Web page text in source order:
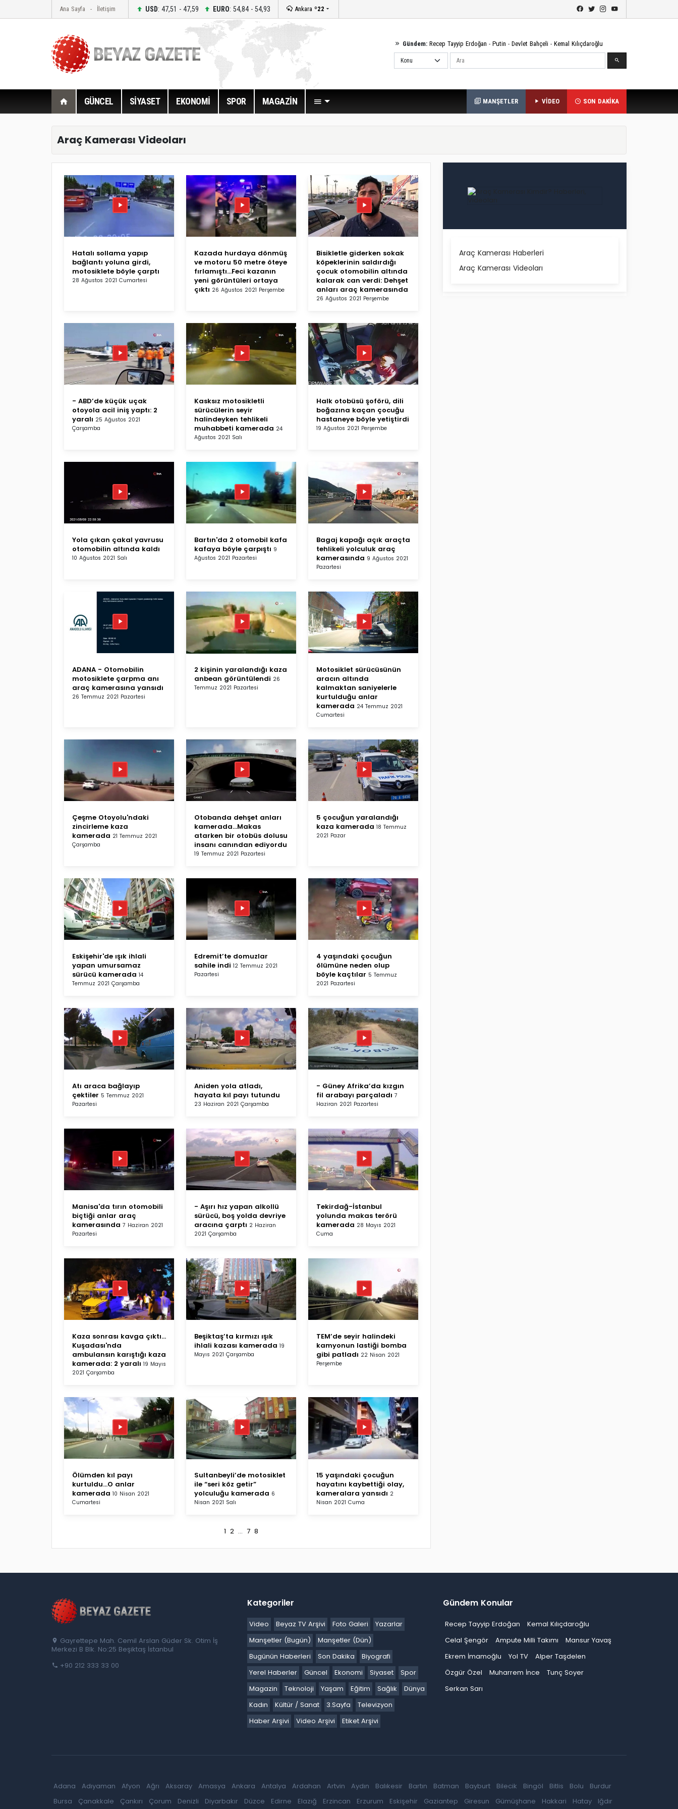
Ana Sayfa İletişim USD: 47,51 - 47,59 EURO: 54,84 - 54,93 Ankara º22
Gündem: Recep Tayyip Erdoğan - Putin - Devlet Bahçeli - Kemal Kılıçdaroğlu
Ara
GÜNCEL SİYASET EKONOMİ SPOR MAGAZİN MANŞETLER VİDEO SON DAKİKA
Araç Kamerası Videoları
Hatalı sollama yapıp
bağlantı yoluna girdi,
motosiklete böyle çarptı
28 Ağustos 2021 Cumartesi
Kazada hurdaya dönmüş
ve motoru 50 metre öteye
fırlamıştı...Feci kazanın
yeni görüntüleri ortaya
çıktı 26 Ağustos 2021 Perşembe
Bisikletle giderken sokak
köpeklerinin saldırdığı
çocuk otomobilin altında
kalarak can verdi: Dehşet
anları araç kamerasında
26 Ağustos 2021 Perşembe
- ABD’de küçük uçak
otoyola acil iniş yaptı: 2
yaralı 25 Ağustos 2021
Çarşamba
Kasksız motosikletli
sürücülerin seyir
halindeyken tehlikeli
muhabbeti kamerada 24
Ağustos 2021 Salı
Halk otobüsü şoförü, dili
boğazına kaçan çocuğu
hastaneye böyle yetiştirdi
19 Ağustos 2021 Perşembe
Yola çıkan çakal yavrusu
otomobilin altında kaldı
10 Ağustos 2021 Salı
Bartın'da 2 otomobil kafa
kafaya böyle çarpıştı 9
Ağustos 2021 Pazartesi
Bagaj kapağı açık araçta
tehlikeli yolculuk araç
kamerasında 9 Ağustos 2021
Pazartesi
ADANA - Otomobilin
motosiklete çarpma anı
araç kamerasına yansıdı
26 Temmuz 2021 Pazartesi
2 kişinin yaralandığı kaza
anbean görüntülendi 26
Temmuz 2021 Pazartesi
Motosiklet sürücüsünün
aracın altında
kalmaktan saniyelerle
kurtulduğu anlar
kamerada 24 Temmuz 2021
Cumartesi
Çeşme Otoyolu'ndaki
zincirleme kaza
kamerada 21 Temmuz 2021
Çarşamba
Otobanda dehşet anları
kamerada...Makas
atarken bir otobüs dolusu
insanı canından ediyordu
19 Temmuz 2021 Pazartesi
5 çocuğun yaralandığı
kaza kamerada 18 Temmuz
2021 Pazar
Eskişehir'de ışık ihlali
yapan umursamaz
sürücü kamerada 14
Temmuz 2021 Çarşamba
Edremit’te domuzlar
sahile indi 12 Temmuz 2021
Pazartesi
4 yaşındaki çocuğun
ölümüne neden olup
böyle kaçtılar 5 Temmuz
2021 Pazartesi
Atı araca bağlayıp
çektiler 5 Temmuz 2021
Pazartesi
Aniden yola atladı,
hayata kıl payı tutundu
23 Haziran 2021 Çarşamba
- Güney Afrika’da kızgın
fil arabayı parçaladı 7
Haziran 2021 Pazartesi
Manisa'da tırın otomobili
biçtiği anlar araç
kamerasında 7 Haziran 2021
Pazartesi
- Aşırı hız yapan alkollü
sürücü, boş yolda devriye
aracına çarptı 2 Haziran
2021 Çarşamba
Tekirdağ-İstanbul
yolunda makas terörü
kamerada 28 Mayıs 2021
Cuma
Kaza sonrası kavga çıktı...
Kuşadası'nda
ambulansın karıştığı kaza
kamerada: 2 yaralı 19 Mayıs
2021 Çarşamba
Beşiktaş’ta kırmızı ışık
ihlali kazası kamerada 19
Mayıs 2021 Çarşamba
TEM’de seyir halindeki
kamyonun lastiği bomba
gibi patladı 22 Nisan 2021
Perşembe
Ölümden kıl payı
kurtuldu...O anlar
kamerada 10 Nisan 2021
Cumartesi
Sultanbeyli’de motosiklet
ile “seri köz getir”
yolculuğu kamerada 6
Nisan 2021 Salı
15 yaşındaki çocuğun
hayatını kaybettiği olay,
kameralara yansıdı 2
Nisan 2021 Cuma
1 2 ... 7 8
Araç Kamerası Haberleri
Araç Kamerası Videoları
Gayrettepe Mah. Cemil Arslan Güder Sk. Otim İş
Merkezi B Blk. No:25 Beşiktaş İstanbul
+90 212 333 33 00
Kategoriler
Video Beyaz TV Arşivi Foto Galeri
Yazarlar
Manşetler (Bugün)
Manşetler (Dün)
Bugünün Haberleri
Son Dakika
Biyografi
Yerel Haberler
Güncel Ekonomi Siyaset
Spor
Magazin
Teknoloji Yaşam Eğitim Sağlık
Dünya
Kadın
Kültür / Sanat 3.Sayfa
Televizyon
Haber Arşivi
Video Arşivi Etiket Arşivi
Gündem Konular
Recep Tayyip Erdoğan
Kemal Kılıçdaroğlu
Celal Şengör
Ampute Milli Takımı
Mansur Yavaş
Ekrem İmamoğlu
Yol TV
Alper Taşdelen
Özgür Özel
Muharrem İnce
Tunç Soyer
Serkan Sarı
Adana Adıyaman Afyon Ağrı Aksaray Amasya Ankara Antalya Ardahan Artvin Aydın Balıkesir Bartın Batman Bayburt Bilecik Bingöl Bitlis Bolu
Burdur
Bursa
Çanakkale Çankırı Çorum Denizli Diyarbakır Düzce Edirne Elazığ Erzincan Erzurum Eskişehir Gaziantep Giresun Gümüşhane Hakkari Hatay Iğdır